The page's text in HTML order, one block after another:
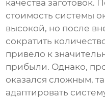
качества заготовок.
стоимость системы
высокой, но после
сократить
привело к
прибыли. Однако,
оказался сложным,
адаптировать